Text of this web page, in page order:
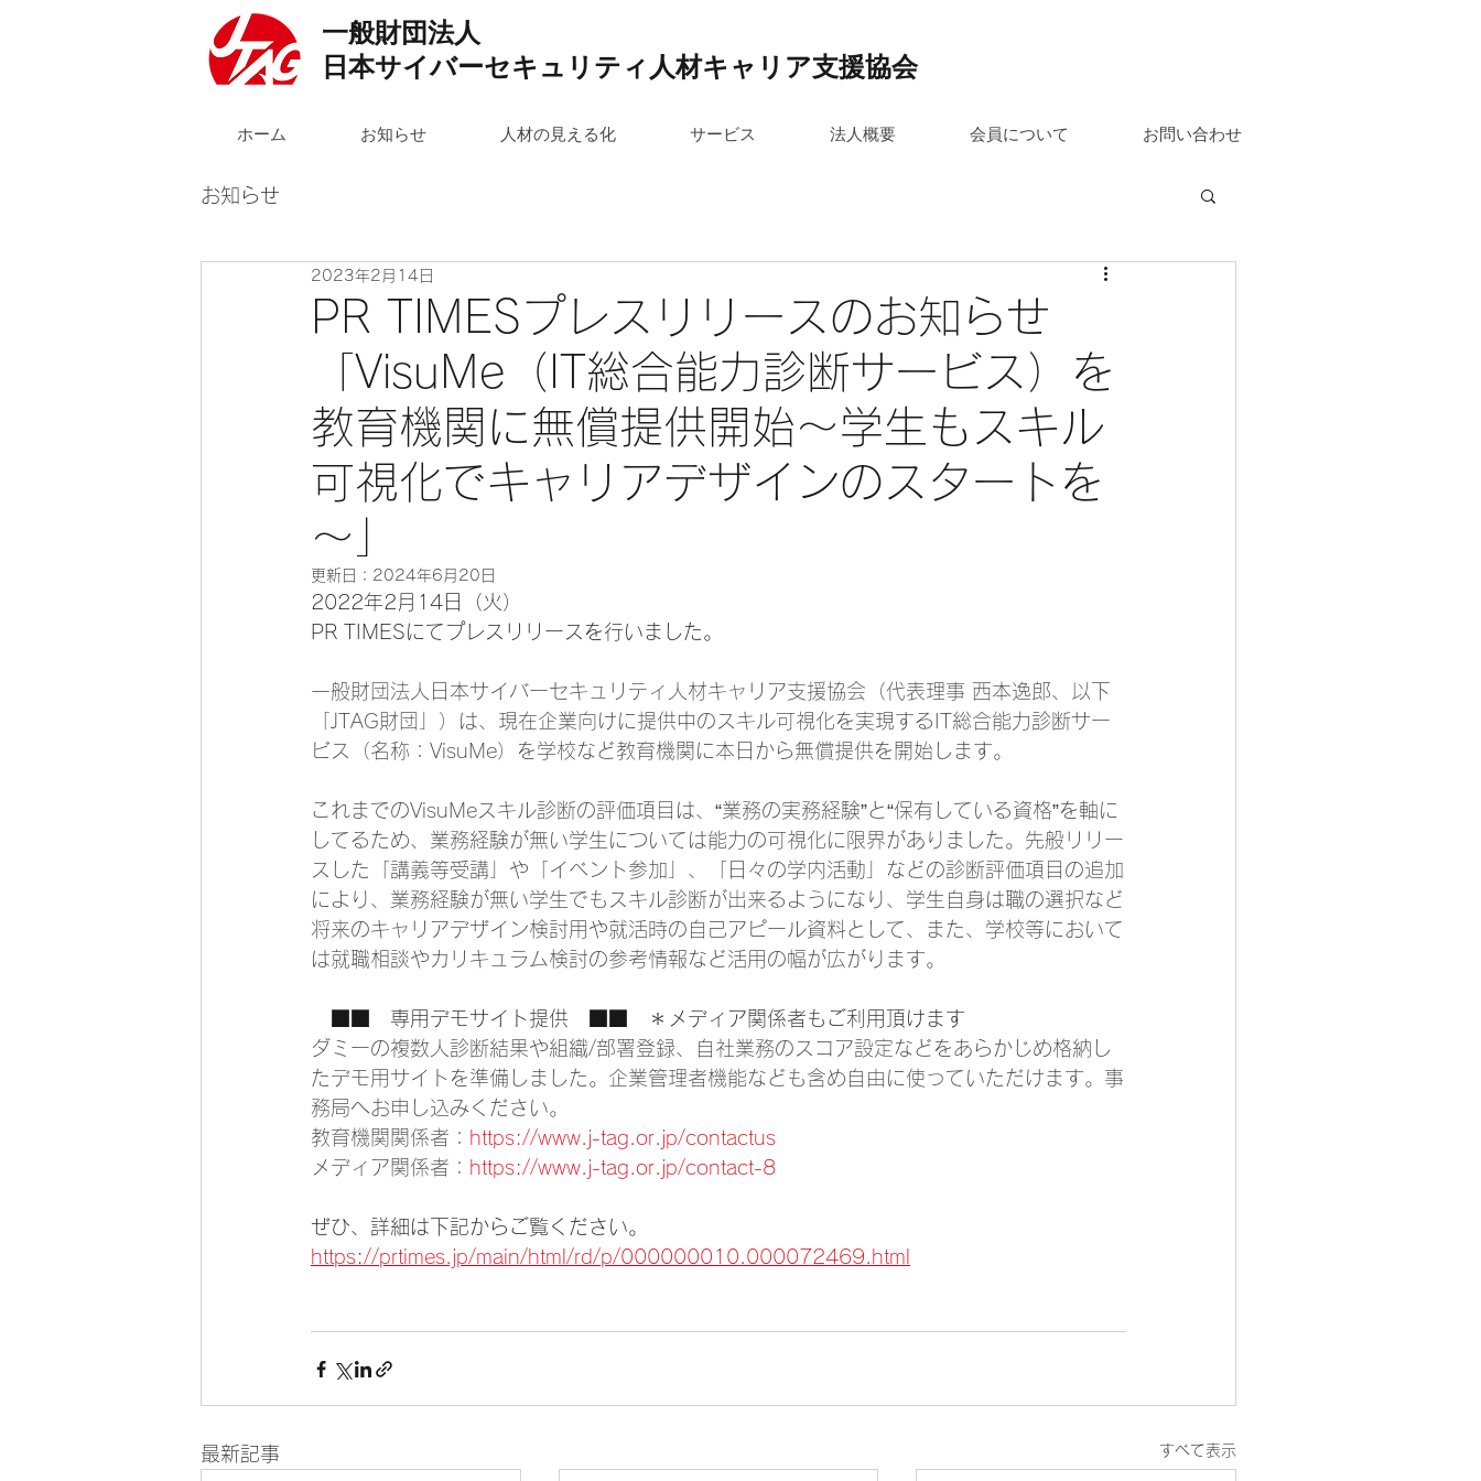
一般財団法人
日本サイバーセキュリティ人材キャリア支援協会
ホーム お知らせ 人材の見える化 サービス 法人概要 会員について お問い合わせ
お知らせ
PR TIMESプレスリリースのお知らせ
「VisuMe（IT総合能力診断サービス）を
教育機関に無償提供開始～学生もスキル
可視化でキャリアデザインのスタートを
～」
2023年2月14日
更新日： 2024年6月20日
2022年2月14日（火）
PR TIMESにてプレスリリースを行いました。
一般財団法人日本サイバーセキュリティ人材キャリア支援協会（代表理事 西本逸郎、以下
「JTAG財団」）は、現在企業向けに提供中のスキル可視化を実現するIT総合能力診断サー
ビス（名称：VisuMe）を学校など教育機関に本日から無償提供を開始します。
これまでのVisuMeスキル診断の評価項目は、“業務の実務経験”と“保有している資格”を軸に
してるため、業務経験が無い学生については能力の可視化に限界がありました。先般リリー
スした「講義等受講」や「イベント参加」、「日々の学内活動」などの診断評価項目の追加
により、業務経験が無い学生でもスキル診断が出来るようになり、学生自身は職の選択など
将来のキャリアデザイン検討用や就活時の自己アピール資料として、また、学校等において
は就職相談やカリキュラム検討の参考情報など活用の幅が広がります。
■■　専用デモサイト提供　■■　＊メディア関係者もご利用頂けます
ダミーの複数人診断結果や組織/部署登録、自社業務のスコア設定などをあらかじめ格納し
たデモ用サイトを準備しました。企業管理者機能なども含め自由に使っていただけます。事
務局へお申し込みください。
教育機関関係者： https://www.j-tag.or.jp/contactus
メディア関係者： https://www.j-tag.or.jp/contact-8
ぜひ、詳細は下記からご覧ください。
https://prtimes.jp/main/html/rd/p/000000010.000072469.html
最新記事 すべて表示